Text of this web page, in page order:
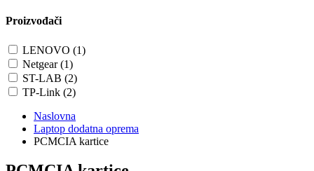
Proizvođači
LENOVO (1)
Netgear (1)
ST-LAB (2)
TP-Link (2)
Naslovna
Laptop dodatna oprema
PCMCIA kartice